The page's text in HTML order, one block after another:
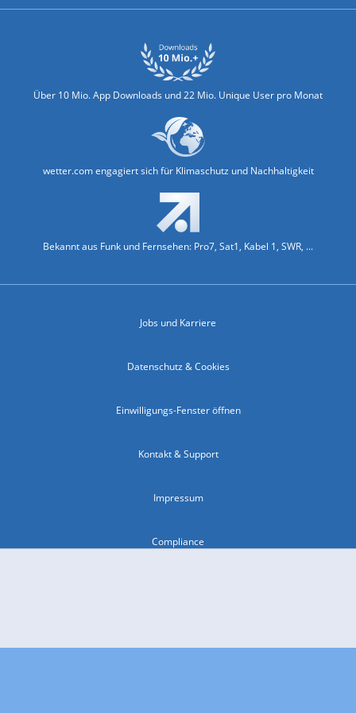
Über 10 Mio. App Downloads und 22 Mio. Unique User pro Monat
wetter.com engagiert sich für Klimaschutz und Nachhaltigkeit
Bekannt aus Funk und Fernsehen: Pro7, Sat1, Kabel 1, SWR, ...
Jobs und Karriere
Datenschutz & Cookies
Einwilligungs-Fenster öffnen
Kontakt & Support
Impressum
Compliance